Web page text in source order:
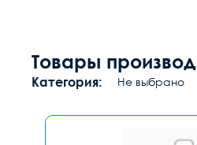
Товары
Категория: Не выбрано